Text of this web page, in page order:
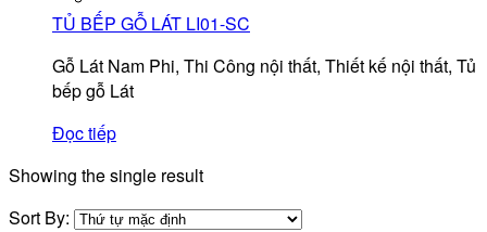
TỦ BẾP GỖ LÁT LI01-SC
Gỗ Lát Nam Phi, Thi Công nội thất, Thiết kế nội thất, Tủ
bếp gỗ Lát
Đọc tiếp
Showing the single result
Sort By: